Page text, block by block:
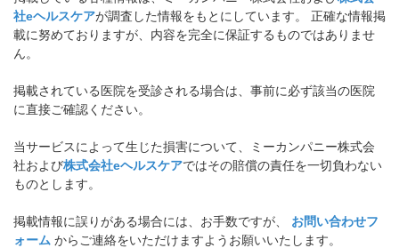
社eヘルスケアが調査した情報をもとにしています。 正確な情報掲
載に努めておりますが、内容を完全に保証するものではありませ
ん。
掲載されている医院を受診される場合は、事前に必ず該当の医院
に直接ご確認ください。
当サービスによって生じた損害について、ミーカンパニー株式会
社および株式会社eヘルスケアではその賠償の責任を一切負わない
ものとします。
掲載情報に誤りがある場合には、お手数ですが、 お問い合わせフ
ォーム からご連絡をいただけますようお願いいたします。